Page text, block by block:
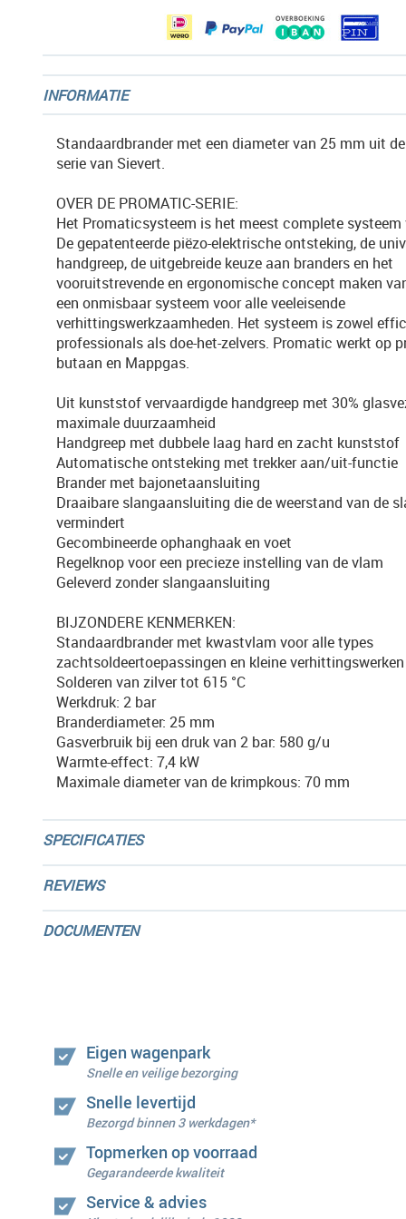
INFORMATIE
Standaardbrander met een diameter van 25 mm uit
serie van Sievert.
OVER DE PROMATIC-SERIE:
Het Promaticsysteem is het meest complete systeem
De gepatenteerde piëzo-elektrische ontsteking, de
handgreep, de uitgebreide keuze aan branders en het
vooruitstrevende en ergonomische concept maken
een onmisbaar systeem voor alle veeleisende
verhittingswerkzaamheden. Het systeem is zowel
professionals als doe-het-zelvers. Promatic werkt op
butaan en Mappgas.
Uit kunststof vervaardigde handgreep met 30%
maximale duurzaamheid
Handgreep met dubbele laag hard en zacht kunststof
Automatische ontsteking met trekker aan/uit-functie
Brander met bajonetaansluiting
Draaibare slangaansluiting die de weerstand van de
vermindert
Gecombineerde ophanghaak en voet
Regelknop voor een precieze instelling van de vlam
Geleverd zonder slangaansluiting
BIJZONDERE KENMERKEN:
Standaardbrander met kwastvlam voor alle types
zachtsoldeertoepassingen en kleine verhittingswerken
Solderen van zilver tot 615 °C
Werkdruk: 2 bar
Branderdiameter: 25 mm
Gasverbruik bij een druk van 2 bar: 580 g/u
Warmte-effect: 7,4 kW
Maximale diameter van de krimpkous: 70 mm
SPECIFICATIES
REVIEWS
DOCUMENTEN
Eigen wagenpark
Snelle en veilige bezorging
Snelle levertijd
Bezorgd binnen 3 werkdagen*
Topmerken op voorraad
Gegarandeerde kwaliteit
Service & advies